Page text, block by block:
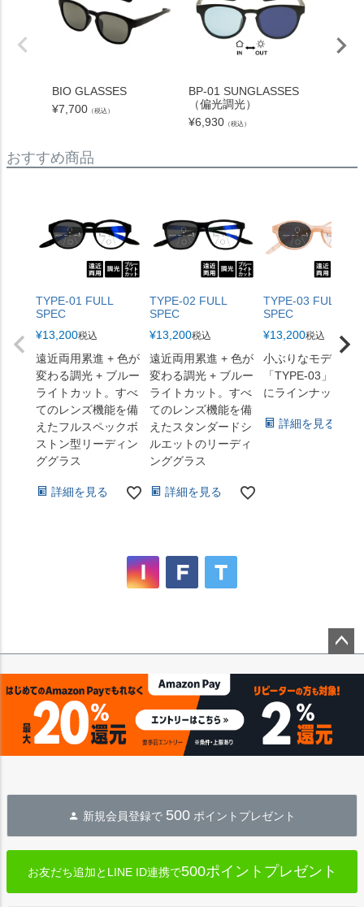
BIO GLASSES
¥7,700 （税込）
BP-01 SUNGLASSES
（偏光調光）
¥6,930 （税込）
おすすめ商品
TYPE-01 FULL
SPEC
¥13,200税込
遠近両用累進 + 色が
変わる調光 + ブルー
ライトカット。すべ
てのレンズ機能を備
えたフルスペックボ
ストン型リーディン
ググラス
詳細を見る
TYPE-02 FULL
SPEC
¥13,200税込
遠近両用累進 + 色が
変わる調光 + ブルー
ライトカット。すべ
てのレンズ機能を備
えたスタンダードシ
ルエットのリーディ
ンググラス
詳細を見る
TYPE-03 FULL
SPEC
¥13,200税込
小ぶりなモデル
「TYPE-03」が新
にラインナップ
詳細を見る
ップ
新規会員登録で 500 ポイントプレゼント
お友だち追加とLINE ID連携で500ポイントプレゼント